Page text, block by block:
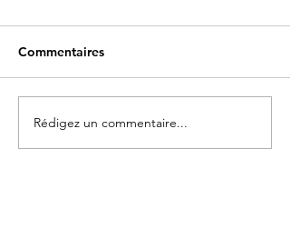
Commentaires
Rédigez un commentaire...